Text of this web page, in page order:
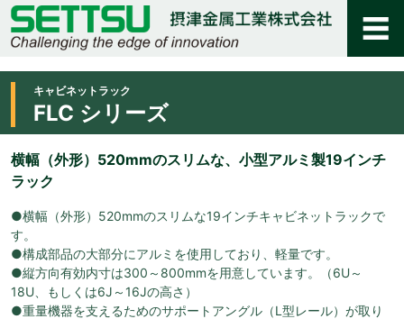
キャビネットラック
FLC シリーズ
横幅（外形）520mmのスリムな、小型アルミ製19インチ
ラック
●横幅（外形）520mmのスリムな19インチキャビネットラックで
す。
●構成部品の大部分にアルミを使用しており、軽量です。
●縦方向有効内寸は300～800mmを用意しています。（6U～
18U、もしくは6J～16Jの高さ）
●重量機器を支えるためのサポートアングル（L型レール）が取り